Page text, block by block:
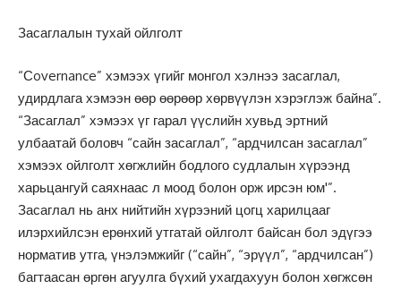
Засаглалын тухай ойлголт
“Сovernance” хэмээх үгийг монгол хэлнээ засаглал,
удирдлага хэмээн өөр өөрөөр хөрвүүлэн хэрэглэж байна”.
“Засаглал” хэмээх үг гарал үүслийн хувьд эртний
улбаатай боловч “сайн засаглал”, “ардчилсан засаглал”
хэмээх ойлголт хөгжлийн бодлого судлалын хүрээнд
харьцангуй саяхнаас л моод болон орж ирсэн юм'”.
Засаглал нь анх нийтийн хүрээний цогц харилцааг
илэрхийлсэн ерөнхий утгатай ойлголт байсан бол эдүгээ
норматив утга, үнэлэмжийг (“сайн”, “эрүүл”, “ардчилсан”)
багтаасан өргөн агуулга бүхий ухагдахуун болон хөгжсөн